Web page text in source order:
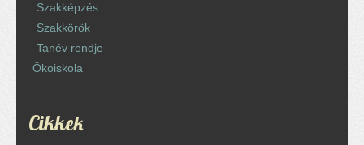
Szakképzés
Szakkörök
Tanév rendje
Ökoiskola
Cikkek